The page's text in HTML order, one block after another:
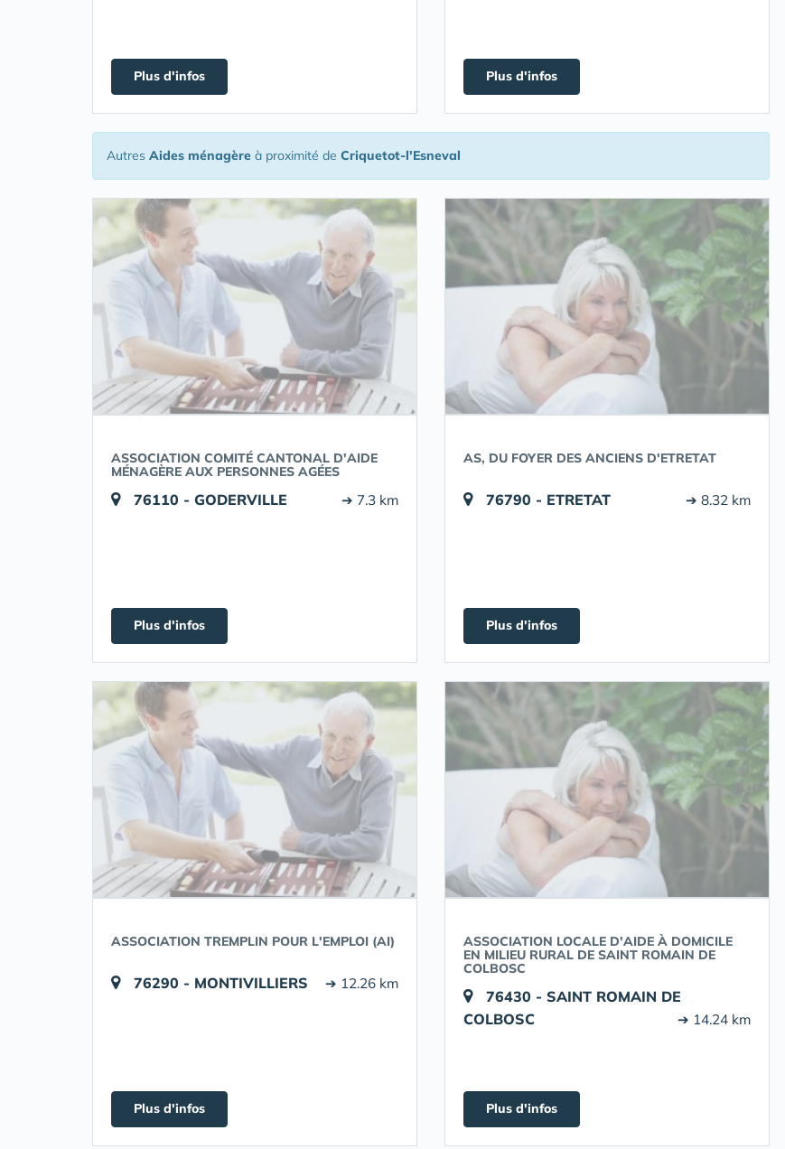
Plus d'infos Plus d'infos
Autres Aides ménagère à proximité de Criquetot-l'Esneval
ASSOCIATION COMITÉ CANTONAL D'AIDE
MÉNAGÈRE AUX PERSONNES AGÉES
76110 - GODERVILLE ➔ 7.3 km
Plus d'infos
AS, DU FOYER DES ANCIENS D'ETRETAT
76790 - ETRETAT ➔ 8.32 km
Plus d'infos
ASSOCIATION TREMPLIN POUR L'EMPLOI (AI)
76290 - MONTIVILLIERS ➔ 12.26 km
Plus d'infos
ASSOCIATION LOCALE D'AIDE À DOMICILE
EN MILIEU RURAL DE SAINT ROMAIN DE
COLBOSC
76430 - SAINT ROMAIN DE
COLBOSC
➔ 14.24 km
Plus d'infos